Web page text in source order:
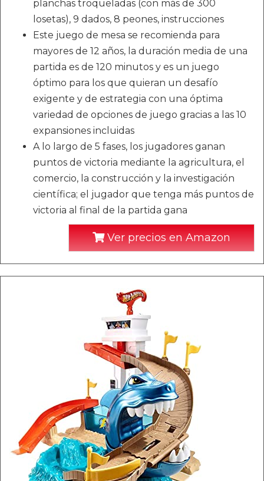
planchas troqueladas (con más de 300
losetas), 9 dados, 8 peones, instrucciones
Este juego de mesa se recomienda para
mayores de 12 años, la duración media de una
partida es de 120 minutos y es un juego
óptimo para los que quieran un desafío
exigente y de estrategia con una óptima
variedad de opciones de juego gracias a las 10
expansiones incluidas
A lo largo de 5 fases, los jugadores ganan
puntos de victoria mediante la agricultura, el
comercio, la construcción y la investigación
científica; el jugador que tenga más puntos de
victoria al final de la partida gana
Ver precios en Amazon